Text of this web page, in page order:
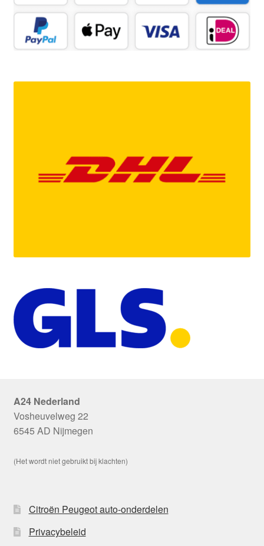
A24 Nederland
Vosheuvelweg 22
6545 AD Nijmegen
(Het wordt niet gebruikt bij klachten)
Citroën Peugeot auto-onderdelen
Privacybeleid